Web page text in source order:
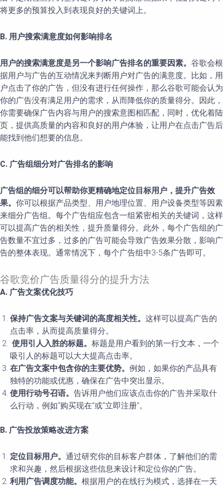
将更多的预算投入到表现良好的关键词上。
B. 用户搜索满意度如何影响排名
用户的搜索满意度是另一个影响广告排名的重要因素。 谷歌会根
据用户与广告的互动情况来判断用户对广告的满意度。比如，用
户点击了你的广告，但没有进行任何操作，那么谷歌可能会认为
你的广告没有满足用户的需求，从而降低你的质量得分。因此，
你需要确保广告内容与用户的搜索意图相匹配，同时，优化着陆
页，提供高质量的内容和良好的用户体验，让用户在点击广告后
能找到他们想要的信息。
C. 广告组细分对广告排名的影响
广告组的细分可以帮助你更精确地定位目标用户，提升广告效
果。 你可以根据产品类型、用户地理位置、用户设备类型等因素
来细分广告组。每个广告组应包含一组紧密相关的关键词，这样
可以提高广告的相关性，提升质量得分。此外，每个广告组的广
告数量不宜过多，过多的广告可能会导致广告效果分散，影响广
告的整体表现。通常情况下，每个广告组中3-5条广告即可。
谷歌竞价广告质量得分的提升方法
A. 广告文案优化技巧
保持广告文案与关键词的高度相关性。 这样可以提高广告的
点击率，从而提高质量得分。
使用引人入胜的标题。 标题是用户看到的第一行文本，一个
吸引人的标题可以大大提高点击率。
在广告文案中包含你的主要优势。 例如，如果你的产品具有
独特的功能或优惠，确保在广告中突出显示。
使用行动号召语。 告诉用户他们应该点击你的广告并采取什
么行动，例如“购买现在”或“立即注册”。
B. 广告投放策略改进方案
定位目标用户。 通过研究你的目标客户群体，了解他们的需
求和兴趣，然后根据这些信息来设计和定位你的广告。
利用广告调度功能。 根据用户的在线行为模式，选择在一天